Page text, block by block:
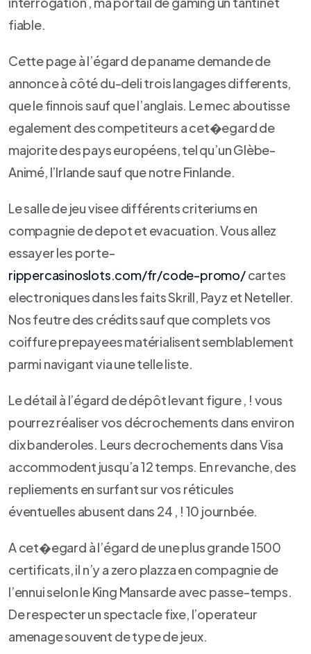
fiable.
Cette page à l’égard de paname demande de
annonce à côté du-deli trois langages differents,
que le finnois sauf que l’anglais. Le mec aboutisse
egalement des competiteurs a cet�egard de
majorite des pays européens, tel qu’un Glèbe-
Animé, l’Irlande sauf que notre Finlande.
Le salle de jeu visee différents criteriums en
compagnie de depot et evacuation. Vous allez
essayer les porte-
rippercasinoslots.com/fr/code-promo/cartes
electroniques dans les faits Skrill, Payz et Neteller.
Nos feutre des crédits sauf que complets vos
coiffure prepayees matérialisent semblablement
parmi navigant via une telle liste.
Le détail à l’égard de dépôt levant figure , ! vous
pourrez réaliser vos décrochements dans environ
dix banderoles. Leurs decrochements dans Visa
accommodent jusqu’a 12 temps. En revanche, des
repliements en surfant sur vos réticules
éventuelles abusent dans 24 , ! 10 journbée.
A cet�egard à l’égard de une plus grande 1500
certificats, il n’y a zero plazza en compagnie de
l’ennui selon le King Mansarde avec passe-temps.
De respecter un spectacle fixe, l’operateur
amenage souvent de type de jeux.